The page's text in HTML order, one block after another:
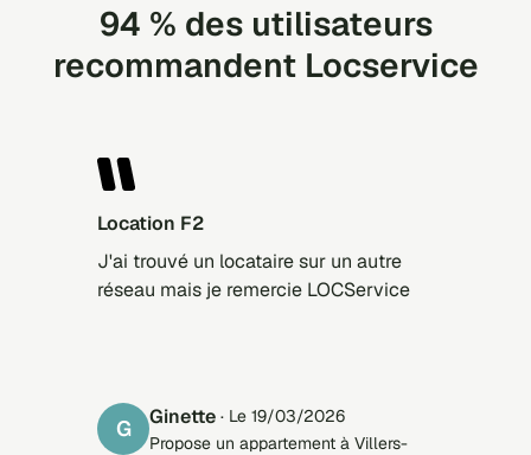
94 % des utilisateurs
recommandent Locservice
Location F2
J'ai trouvé un locataire sur un autre
réseau mais je remercie LOCService
G ginette · Le 19/03/2026
Propose un appartement à Villers-